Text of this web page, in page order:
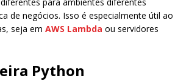
de negócios. Isso é especialmente útil ao
seja em AWS Lambda ou servidores
Python